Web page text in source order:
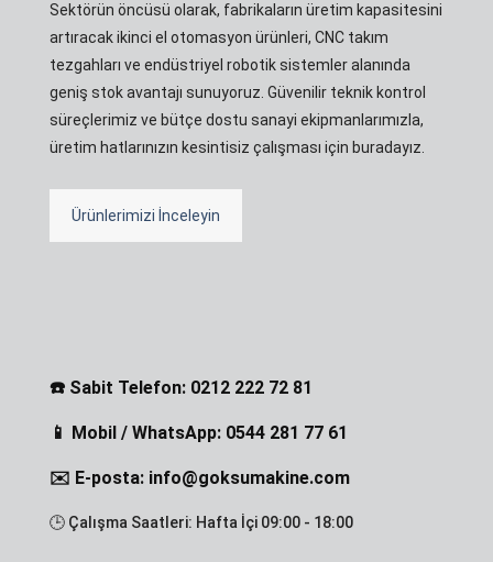
Sektörün öncüsü olarak, fabrikaların üretim kapasitesini
artıracak ikinci el otomasyon ürünleri, CNC takım
tezgahları ve endüstriyel robotik sistemler alanında
geniş stok avantajı sunuyoruz. Güvenilir teknik kontrol
süreçlerimiz ve bütçe dostu sanayi ekipmanlarımızla,
üretim hatlarınızın kesintisiz çalışması için buradayız.
Ürünlerimizi İnceleyin
☎️ Sabit Telefon: 0212 222 72 81
📱 Mobil / WhatsApp: 0544 281 77 61
✉️ E-posta: info@goksumakine.com
🕒 Çalışma Saatleri: Hafta İçi 09:00 - 18:00